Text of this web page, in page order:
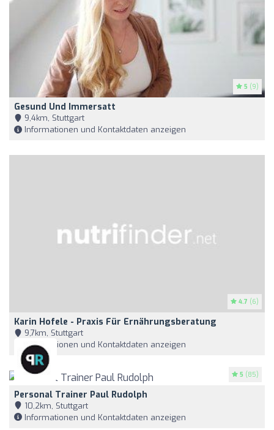
5 (9)
Gesund Und Immersatt
9,4km, Stuttgart
Informationen und Kontaktdaten anzeigen
4.7 (6)
Karin Hofele - Praxis Für Ernährungsberatung
9,7km, Stuttgart
Informationen und Kontaktdaten anzeigen
5 (85)
Personal Trainer Paul Rudolph
10,2km, Stuttgart
Informationen und Kontaktdaten anzeigen